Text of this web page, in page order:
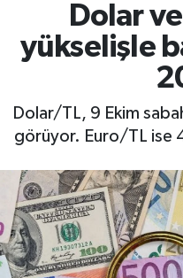
Dolar
yükselişle
Dolar/TL, 9 Ekim
görüyor. Euro/TL ise
BÜLTEN
ÇEVRE
DIŞ
EGE
EĞİTİM
Tüm Manşetler
Son Dakika
Haber Arşivi